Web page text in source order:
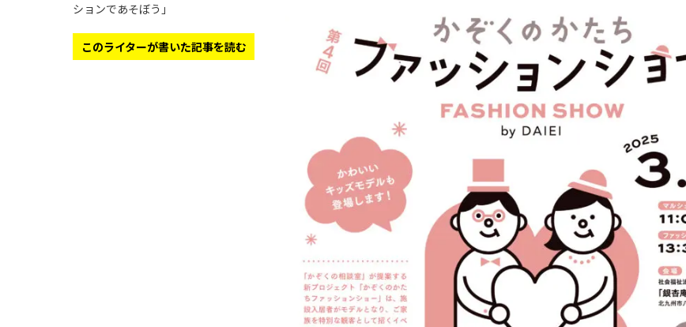
ションであそぼう」
このライターが書いた記事を読む